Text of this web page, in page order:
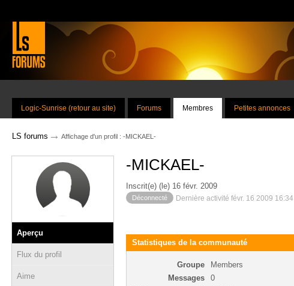
Logic-Sunrise (retour au site) Forums Membres Petites annonces
LS forums → Affichage d'un profil : -MICKAEL-
Aperçu
Flux du profil
Aime
-MICKAEL-
Inscrit(e) (le) 16 févr. 2009
Déconnecté Dernière activité févr. 16 2009 16:34
Statistiques de la communauté
Groupe
Members
Messages
0